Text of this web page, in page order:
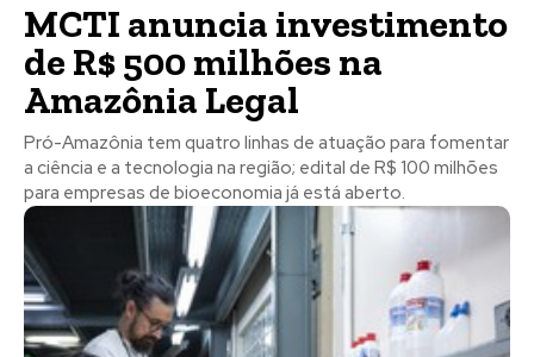
MCTI anuncia investimento
de R$ 500 milhões na
Amazônia Legal
Pró-Amazônia tem quatro linhas de atuação para fomentar
a ciência e a tecnologia na região; edital de R$ 100 milhões
para empresas de bioeconomia já está aberto.